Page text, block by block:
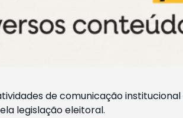
de comunicação
legislação eleitoral.